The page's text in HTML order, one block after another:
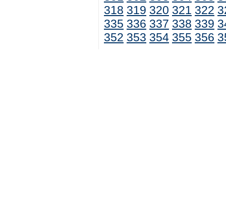
318 319 320 321 322
335 336 337 338 339
352 353 354 355 356